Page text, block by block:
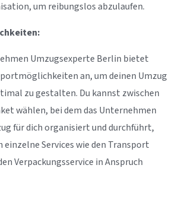
um reibungslos abzulaufen.
Umzugsexperte Berlin bietet
an, um deinen Umzug
zu gestalten. Du kannst zwischen
wählen, bei dem das Unternehmen
für dich organisiert und durchführt,
einzelne Services wie den Transport
Verpackungsservice in Anspruch